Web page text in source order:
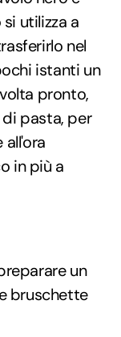
utilizza a
nel
istanti un
pronto,
pasta, per
in più a
un
bruschette